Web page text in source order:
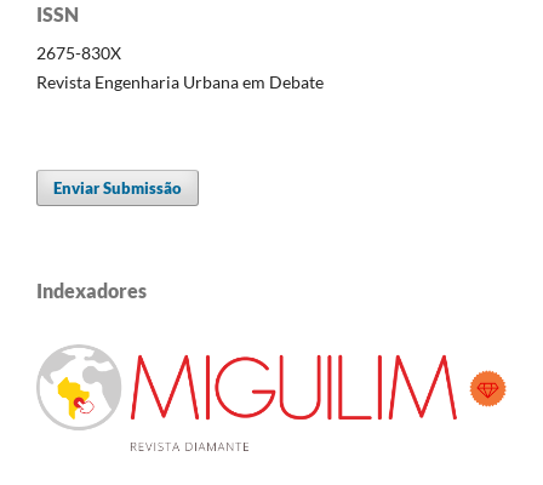
ISSN
2675-830X
Revista Engenharia Urbana em Debate
Enviar Submissão
Indexadores